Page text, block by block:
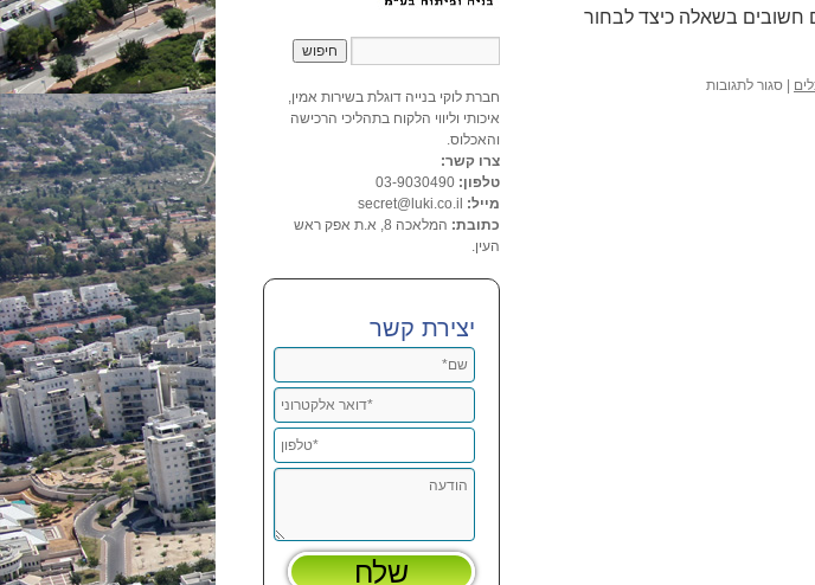
חשובים בשאלה כיצד לבחור
סגור לתגובותעל
חברת לוקי בנייה דוגלת בשירות אמין,
איכותי וליווי הלקוח בתהליכי הרכישה
והאכלוס.
צרו קשר:
טלפון:
מייל:
כתובת:
המלאכה 8, א.ת אפק ראש
העין.
יצירת קשר